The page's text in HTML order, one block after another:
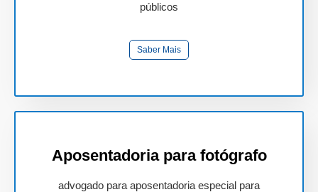
públicos
Saber Mais
Aposentadoria para fotógrafo
advogado para aposentadoria especial para